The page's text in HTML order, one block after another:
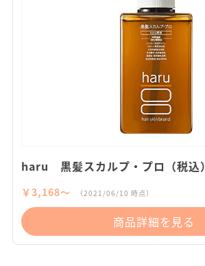
haru 黒髪スカルプ・プロ（税込）
￥3,168〜 （2021/06/10 時点）
商品詳細を見る